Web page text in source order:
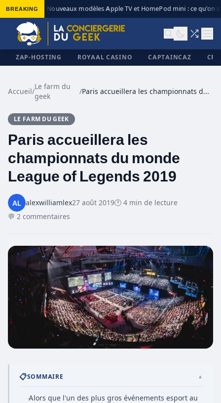
BREAKING◆ Nouveaux modèles Apple TV et HomePod mini : ce qu’on
ZAP-HOSTING ROYAAL CASINO CAPTAINCAZ
Accueil/
Le farm du
geek
/ Paris accueillera les championnats du monde League of Legends 2019
LE FARM DU GEEK
Paris accueillera les
championnats du monde
League of Legends 2019
alexwilliamlex27 août 2019🕐 4 min de lecture
💬 2 commentaires
📋SOMMAIRE ▲
·Alors que l'un des plus gros événements esport au